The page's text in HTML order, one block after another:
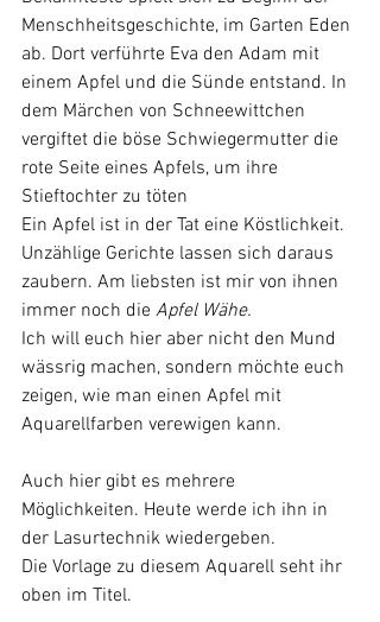
Menschheitsgeschichte, im Garten Eden
ab. Dort verführte Eva den Adam mit
einem Apfel und die Sünde entstand. In
dem Märchen von Schneewittchen
vergiftet die böse Schwiegermutter die
rote Seite eines Apfels, um ihre
Stieftochter zu töten
Ein Apfel ist in der Tat eine Köstlichkeit.
Unzählige Gerichte lassen sich daraus
zaubern. Am liebsten ist mir von ihnen
immer noch die Apfel Wähe.
Ich will euch hier aber nicht den Mund
wässrig machen, sondern möchte euch
zeigen, wie man einen Apfel mit
Aquarellfarben verewigen kann.
Auch hier gibt es mehrere
Möglichkeiten. Heute werde ich ihn in
der Lasurtechnik wiedergeben.
Die Vorlage zu diesem Aquarell seht ihr
oben im Titel.